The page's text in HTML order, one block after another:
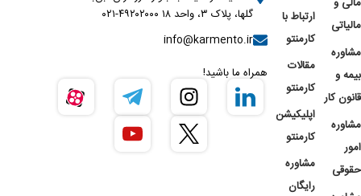
مالیاتی
مشاوره
بیمه و
قانون کار
مشاوره
امور
حقوقی
ارتباط با
کارمنتو
مقالات
کارمنتو
اپلیکیشن
کارمنتو
مشاوره
رایگان
گلها، پلاک ۳، واحد ۱۸ ۴۹۲۰۲۰۰۰-۰۲۱
info@karmento.ir
همراه ما باشید!